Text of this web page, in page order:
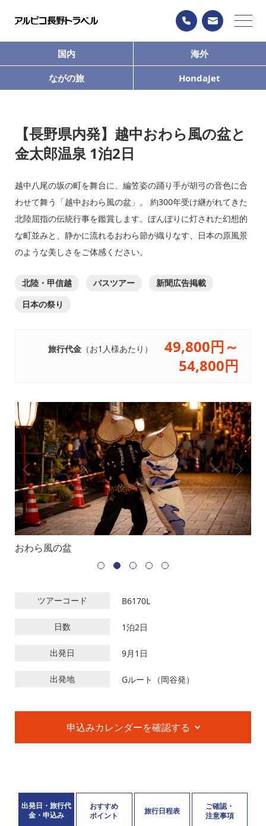
国内 海外
ながの旅 HondaJet
【長野県内発】越中おわら風の盆と
金太郎温泉 1泊2日
越中八尾の坂の町を舞台に、編笠姿の踊り手が胡弓の音色に合
わせて舞う「越中おわら風の盆」。 約300年受け継がれてきた
北陸屈指の伝統行事を鑑賞します。ぼんぼりに灯された幻想的
な町並みと、静かに流れるおわら節が織りなす、日本の原風景
のような美しさをご体感ください。
北陸・甲信越 バスツアー
新聞広告掲載
日本の祭り
旅行代金 （お1人様あたり）
49,800円～
54,800円
おわら風の盆
ツアーコード B6170L
日数 1泊2日
出発日 9月1日
出発地 Gルート（岡谷発）
申込みカレンダーを確認する
出発日・旅行代
金・申込み
おすすめ
ポイント
旅行日程表
ご確認・
注意事項